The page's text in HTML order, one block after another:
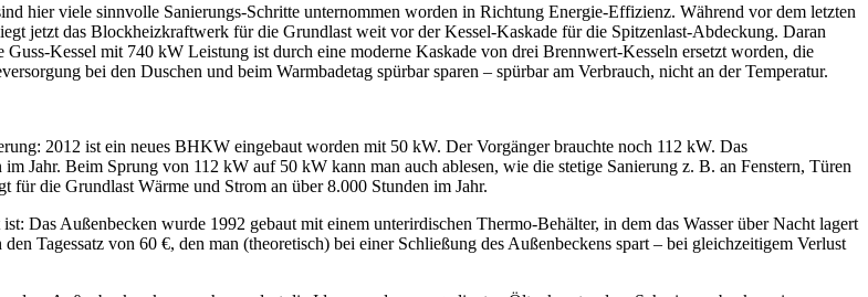
hier viele sinnvolle Sanierungs-Schritte unternommen worden in Richtung Energie-Effizienz. Während vor dem letzten
jetzt das Blockheizkraftwerk für die Grundlast weit vor der Kessel-Kaskade für die Spitzenlast-Abdeckung. Daran
Kessel mit 740 kW Leistung ist durch eine moderne Kaskade von drei Brennwert-Kesseln ersetzt worden, die
bei den Duschen und beim Warmbadetag spürbar sparen – spürbar am Verbrauch, nicht an der Temperatur.
2012 ist ein neues BHKW eingebaut worden mit 50 kW. Der Vorgänger brauchte noch 112 kW. Das
Jahr. Beim Sprung von 112 kW auf 50 kW kann man auch ablesen, wie die stetige Sanierung z. B. an Fenstern, Türen
die Grundlast Wärme und Strom an über 8.000 Stunden im Jahr.
Das Außenbecken wurde 1992 gebaut mit einem unterirdischen Thermo-Behälter, in dem das Wasser über Nacht lagert
Tagessatz von 60 €, den man (theoretisch) bei einer Schließung des Außenbeckens spart – bei gleichzeitigem Verlust